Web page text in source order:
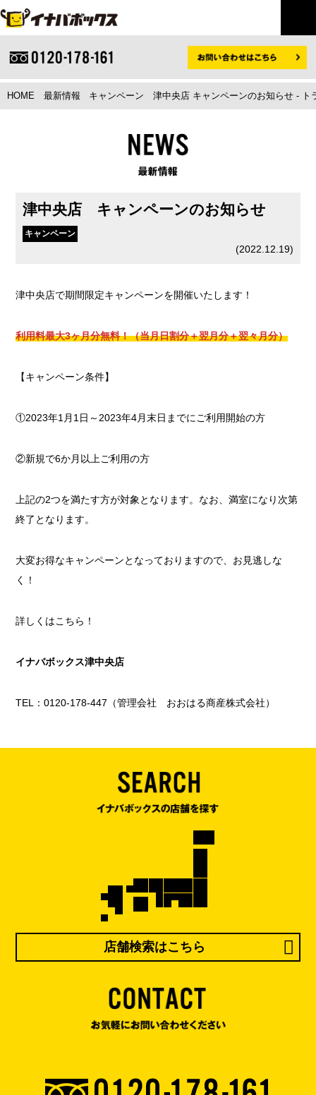
HOME 最新情報 キャンペーン 津中央店 キャンペーンのお知らせ - ト
津中央店 キャンペーンのお知らせ
キャンペーン
(2022.12.19)
津中央店で期間限定キャンペーンを開催いたします！
利用料最大3ヶ月分無料！（当月日割分＋翌月分＋翌々月分）
【キャンペーン条件】
①2023年1月1日～2023年4月末日までにご利用開始の方
②新規で6か月以上ご利用の方
上記の2つを満たす方が対象となります。なお、満室になり次第
終了となります。
大変お得なキャンペーンとなっておりますので、お見逃しな
く！
詳しくはこちら！
イナバボックス津中央店
TEL：0120-178-447（管理会社 おおはる商産株式会社）
店舗検索はこちら